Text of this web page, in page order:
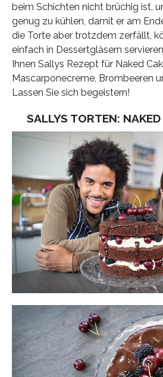
beim Schichten nicht brüchig ist,
genug zu kühlen, damit er am
die Torte aber trotzdem zerfällt,
einfach in Dessertgläsern
Ihnen Sallys Rezept für Naked
Mascarponecreme, Brombeeren
Lassen Sie sich begeistern!
SALLYS TORTEN: